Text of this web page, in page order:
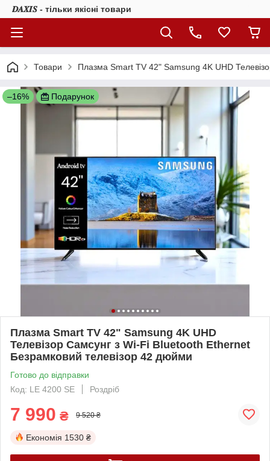
𝑫𝑨𝑿𝑰𝑺 - тільки якісні товари
Товари Плазма Smart TV 42" Samsung 4K UHD
–16% Подарунок
Плазма Smart TV 42" Samsung 4K UHD
Телевізор Самсунг з Wi-Fi Bluetooth Ethernet
Безрамковий телевізор 42 дюйми
Готово до відправки
Код: LE 4200 SE
Роздріб
7 990 ₴ 9 520 ₴
Економія 1530 ₴